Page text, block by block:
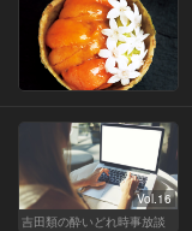
Vol.16
吉田類の酔いどれ時事放談